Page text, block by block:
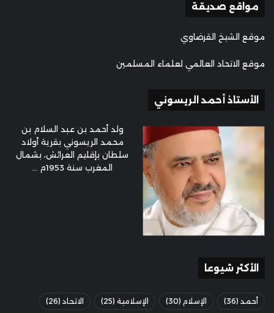
مواقع صديقة
موقع الشيخ القرضاوي
موقع الاتحاد العالمي لعلماء المسلمين
الأستاذ أحمد الريسوني
ولد أحمد بن عبد السلام بن
محمد الريسوني بقرية أولاد
سلطان بإقليم العرائش، بشمال
المغرب سنة 1953م ...
الأكثر شيوعا
أحمد (36) الإسلام (30) الإسلامية (25) الاتحاد (26)